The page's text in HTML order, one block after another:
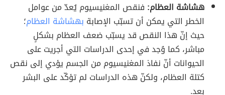
هشاشة العظام: فنقص المغنيسيوم يُعدّ من عوامل
الخطر التي يمكن أن تسبّب الإصابة بهشاشة العظام؛
حيث إنّ هذا النقص قد يسبّب ضعف العظام بشكلٍ
مباشر، كما وُجد في إحدى الدراسات التي أجريت على
الحيوانات أنّ نفاذ المغنيسيوم من الجسم يؤدي إلى نقص
كتلة العظام، ولكنّ هذه الدراسات لم تؤكّد على البشر
بعد.